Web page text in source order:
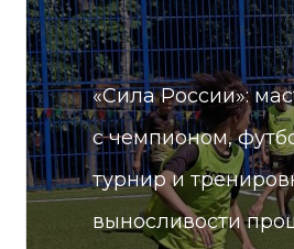
«Сила России»:
с чемпионом,
турнир и
выносливости